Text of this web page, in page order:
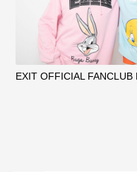
EXIT OFFICIAL FANCLUB